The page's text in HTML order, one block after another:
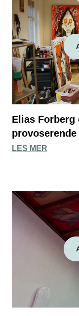
Elias Forberg
LES MER